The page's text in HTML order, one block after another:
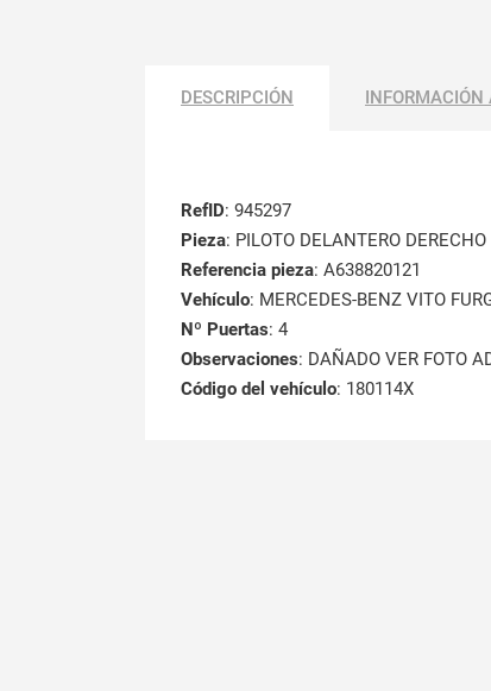
DESCRIPCIÓN INFORMACIÓN
RefID: 945297
Pieza: PILOTO DELANTERO DERECHO
Referencia pieza: A638820121
Vehículo: MERCEDES-BENZ VITO
Nº Puertas: 4
Observaciones: DAÑADO VER FOTO
Código del vehículo: 180114X